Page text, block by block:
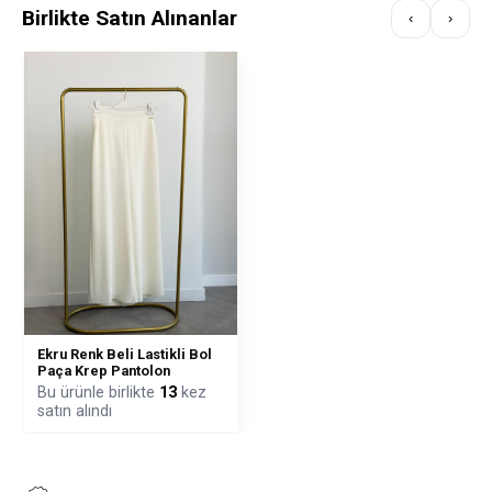
Birlikte Satın Alınanlar ‹ ›
Ekru Renk Beli Lastikli Bol
Paça Krep Pantolon
Bu ürünle birlikte 13 kez
satın alındı